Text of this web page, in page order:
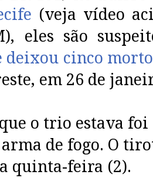
(veja vídeo
eles são
deixou cinco
em 26 de
o trio estava
de fogo. O
quinta-feira (2).